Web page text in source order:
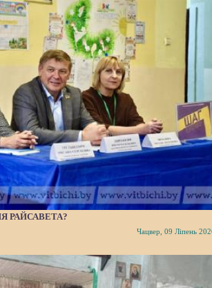
РАЙСАВЕТА?
Чацвер, 09 Ліпень